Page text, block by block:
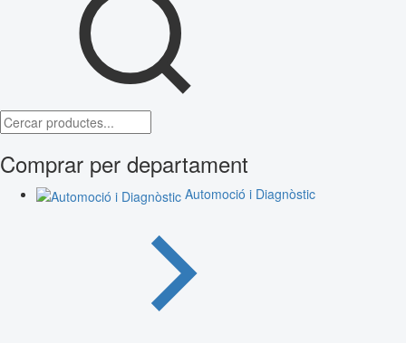
Comprar per departament
Automoció i Diagnòstic